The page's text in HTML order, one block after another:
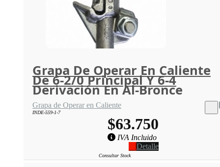
Grapa De Operar En Caliente
De 6-2/0 Principal Y 6-4
Derivación En Al-Bronce
Grapa de Operar en Caliente
INDE-559-1-7
$63.750
IVA Incluido
Detalle
Consultar Stock